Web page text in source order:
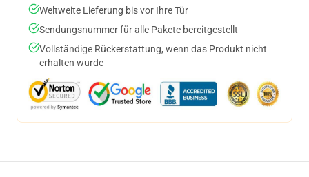
Weltweite Lieferung bis vor Ihre Tür
Sendungsnummer für alle Pakete bereitgestellt
Vollständige Rückerstattung, wenn das Produkt nicht
erhalten wurde